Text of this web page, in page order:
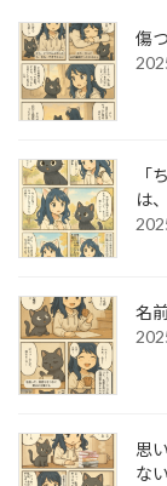
傷
「
は
名
思
ない